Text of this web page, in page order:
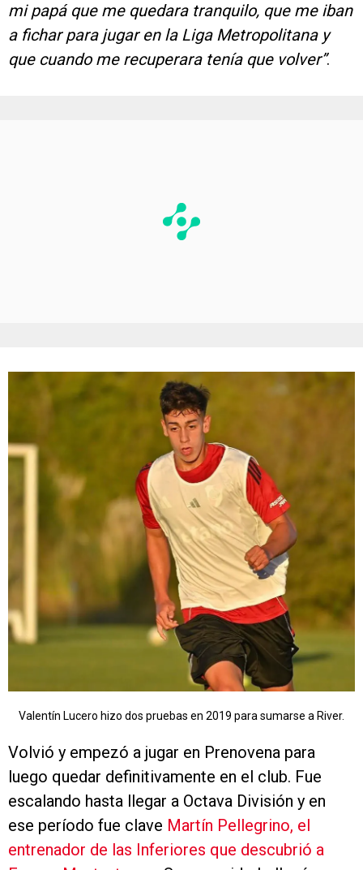
mi papá que me quedara tranquilo, que me iban
a fichar para jugar en la Liga Metropolitana y
que cuando me recuperara tenía que volver”.
Valentín Lucero hizo dos pruebas en 2019 para sumarse a River.
Volvió y empezó a jugar en Prenovena para
luego quedar definitivamente en el club. Fue
escalando hasta llegar a Octava División y en
ese período fue clave Martín Pellegrino, el
entrenador de las Inferiores que descubrió a